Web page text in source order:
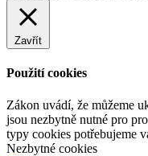
Zavřít
Použití cookies
Zákon uvádí, že můžeme
jsou nezbytně nutné pro
typy cookies potřebujeme
Nezbytné cookies